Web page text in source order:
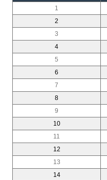
1
2
3
4
5
6
7
8
9
10
11
12
13
14